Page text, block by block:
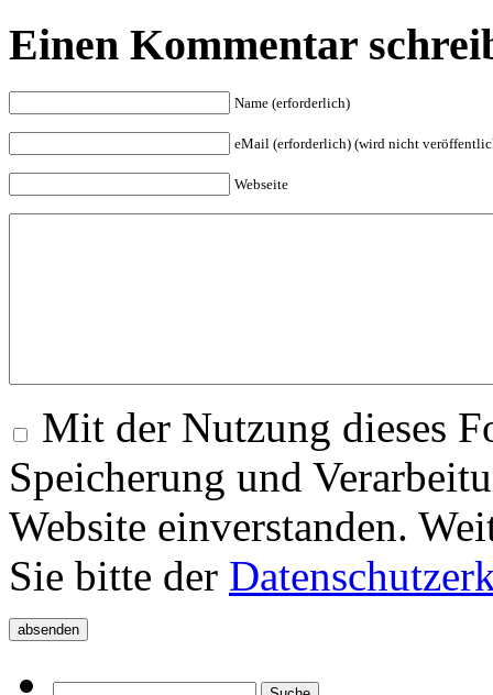
Einen Kommentar
Name (erforderlich)
eMail (erforderlich) (wird nicht
Webseite
Mit der Nutzung dieses
Speicherung und
Website einverstanden.
Sie bitte der